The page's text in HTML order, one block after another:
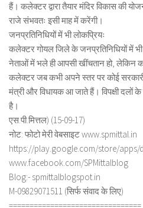
हैं। कलेक्टर द्वारा तैयार मंदिर विकास की
राजे संभवतः इसी माह में करेंगी।
जनप्रतिनिधियों में भी लोकप्रियः
कलेक्टर गोयल जिले के जनप्रतिनिधियों में
नेताओं में भले ही आपसी खींचतान हो, लेकिन
कलेक्टर जब कभी अपने स्तर पर कोई
मंत्री और विधायक आ जाते हैं। विपक्षी
है।
एस.पी.मित्तल) (15-09-17)
नोट: फोटो मेरी वेबसाइट www.spmittal.in
https://play.google.com/store/apps/
www.facebook.com/SPMittalblog
Blog:- spmittalblogspot.in
M-09829071511 (सिर्फ संवाद के लिए)
================================